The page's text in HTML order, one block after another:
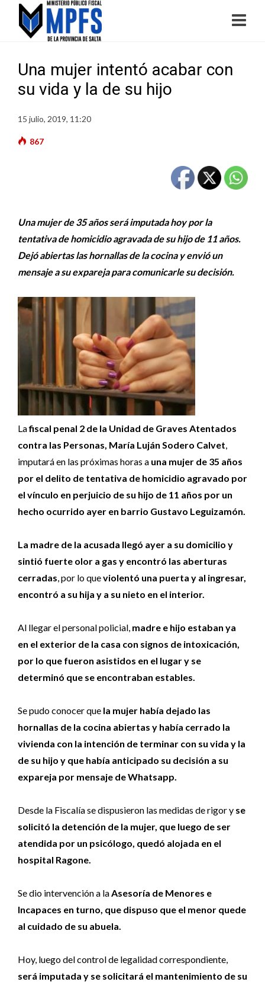
Una mujer intentó acabar con
su vida y la de su hijo
15 julio, 2019, 11:20
867
Una mujer de 35 años será imputada hoy por la
tentativa de homicidio agravada de su hijo de 11 años.
Dejó abiertas las hornallas de la cocina y envió un
mensaje a su expareja para comunicarle su decisión.
Lafiscal penal 2 de la Unidad de Graves Atentados
contra las Personas, María Luján Sodero Calvet,
imputará en las próximas horas a una mujer de 35 años
por el delito de tentativa de homicidio agravado por
el vínculo en perjuicio de su hijo de 11 años por un
hecho ocurrido ayer en barrio Gustavo Leguizamón.
La madre de la acusada llegó ayer a su domicilio y
sintió fuerte olor a gas y encontró las aberturas
cerradas, por lo queviolentó una puerta y al ingresar,
encontró a su hija y a su nieto en el interior.
Al llegar el personal policial, madre e hijo estaban ya
en el exterior de la casa con signos de intoxicación,
por lo que fueron asistidos en el lugar y se
determinó que se encontraban estables.
Se pudo conocer que la mujer había dejado las
hornallas de la cocina abiertas y había cerrado la
vivienda con la intención de terminar con su vida y la
de su hijo y que había anticipado su decisión a su
expareja por mensaje de Whatsapp.
Desde la Fiscalía se dispusieron las medidas de rigor y se
solicitó la detención de la mujer, que luego de ser
atendida por un psicólogo, quedó alojada en el
hospital Ragone.
Se dio intervención a laAsesoría de Menores e
Incapaces en turno, que dispuso que el menor quede
al cuidado de su abuela.
Hoy, luego del control de legalidad correspondiente,
será imputada y se solicitará el mantenimiento de su